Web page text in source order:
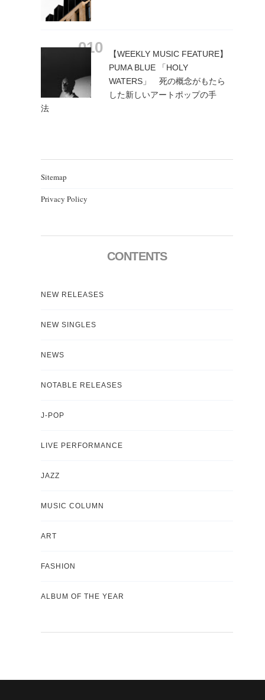
【WEEKLY MUSIC FEATURE】
PUMA BLUE 「HOLY
WATERS」 死の概念がもたら
した新しいアートポップの手
法
Sitemap
Privacy Policy
CONTENTS
NEW RELEASES
NEW SINGLES
NEWS
NOTABLE RELEASES
J-POP
LIVE PERFORMANCE
JAZZ
MUSIC COLUMN
ART
FASHION
ALBUM OF THE YEAR